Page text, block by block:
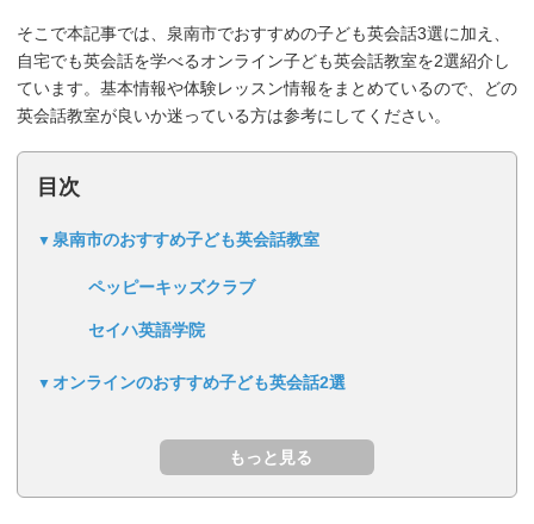
そこで本記事では、泉南市でおすすめの子ども英会話3選に加え、
自宅でも英会話を学べるオンライン子ども英会話教室を2選紹介し
ています。基本情報や体験レッスン情報をまとめているので、どの
英会話教室が良いか迷っている方は参考にしてください。
目次
泉南市のおすすめ子ども英会話教室
ペッピーキッズクラブ
セイハ英語学院
オンラインのおすすめ子ども英会話2選